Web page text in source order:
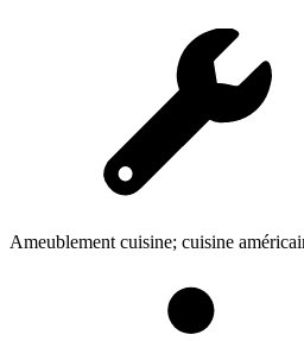
Ameublement cuisine; cuisine